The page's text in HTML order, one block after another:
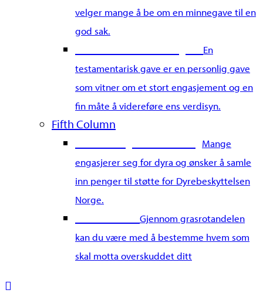
velger mange å be om en minnegave til en
god sak.
En
testamentarisk gave er en personlig gave
som vitner om et stort engasjement og en
fin måte å videreføre ens verdisyn.
Fifth Column
Mange
engasjerer seg for dyra og ønsker å samle
inn penger til støtte for Dyrebeskyttelsen
Norge.
Gjennom grasrotandelen
kan du være med å bestemme hvem som
skal motta overskuddet ditt